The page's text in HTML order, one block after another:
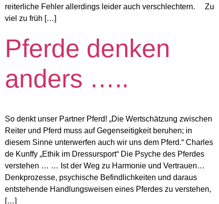
reiterliche Fehler allerdings leider auch verschlechtern. Zu
viel zu früh […]
Pferde denken
anders …..
So denkt unser Partner Pferd! „Die Wertschätzung zwischen
Reiter und Pferd muss auf Gegenseitigkeit beruhen; in
diesem Sinne unterwerfen auch wir uns dem Pferd.“ Charles
de Kunffy „Ethik im Dressursport“ Die Psyche des Pferdes
verstehen … … Ist der Weg zu Harmonie und Vertrauen…
Denkprozesse, psychische Befindlichkeiten und daraus
entstehende Handlungsweisen eines Pferdes zu verstehen,
[…]